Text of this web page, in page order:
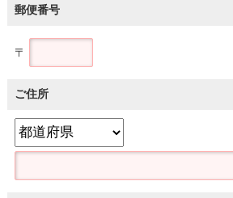
郵便番号
〒
ご住所